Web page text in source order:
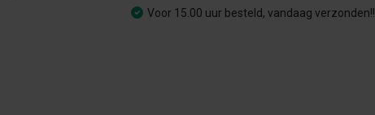
Voor 15.00 uur besteld, vandaag verzonden!!